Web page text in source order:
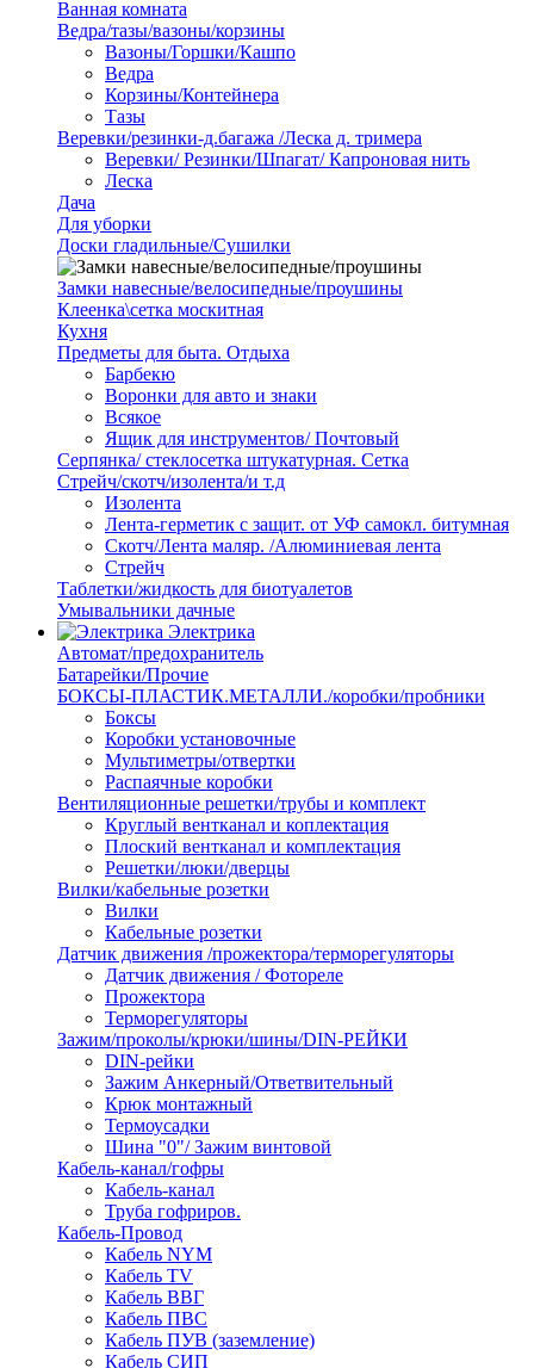
Ванная комната
Ведра/тазы/вазоны/корзины
Вазоны/Горшки/Кашпо
Ведра
Корзины/Контейнера
Тазы
Веревки/резинки-д.багажа /Леска д. тримера
Веревки/ Резинки/Шпагат/ Капроновая нить
Леска
Дача
Для уборки
Доски гладильные/Сушилки
Замки навесные/велосипедные/проушины
Клеенка\сетка москитная
Кухня
Предметы для быта. Отдыха
Барбекю
Воронки для авто и знаки
Всякое
Ящик для инструментов/ Почтовый
Серпянка/ стеклосетка штукатурная. Сетка
Стрейч/скотч/изолента/и т.д
Изолента
Лента-герметик с защит. от УФ самокл. битумная
Скотч/Лента маляр. /Алюминиевая лента
Стрейч
Таблетки/жидкость для биотуалетов
Умывальники дачные
Электрика
Автомат/предохранитель
Батарейки/Прочие
БОКСЫ-ПЛАСТИК.МЕТАЛЛИ./коробки/пробники
Боксы
Коробки установочные
Мультиметры/отвертки
Распаячные коробки
Вентиляционные решетки/трубы и комплект
Круглый вентканал и коплектация
Плоский вентканал и комплектация
Решетки/люки/дверцы
Вилки/кабельные розетки
Вилки
Кабельные розетки
Датчик движения /прожектора/терморегуляторы
Датчик движения / Фотореле
Прожектора
Терморегуляторы
Зажим/проколы/крюки/шины/DIN-РЕЙКИ
DIN-рейки
Зажим Анкерный/Ответвительный
Крюк монтажный
Термоусадки
Шина "0"/ Зажим винтовой
Кабель-канал/гофры
Кабель-канал
Труба гофриров.
Кабель-Провод
Кабель NYM
Кабель TV
Кабель ВВГ
Кабель ПВС
Кабель ПУВ (заземление)
Кабель СИП